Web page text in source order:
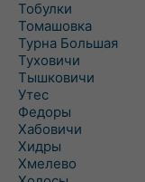
Тобулки
Томашовка
Турна Большая
Туховичи
Тышковичи
Утес
Федоры
Хабовичи
Хидры
Хмелево